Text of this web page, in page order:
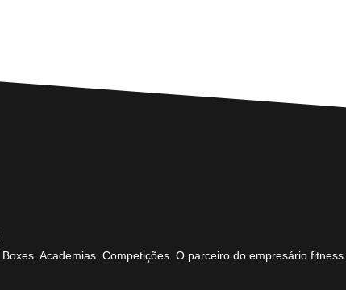
Boxes. Academias. Competições. O parceiro do empresário fitness